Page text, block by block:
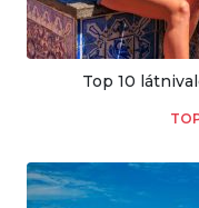
Top 10